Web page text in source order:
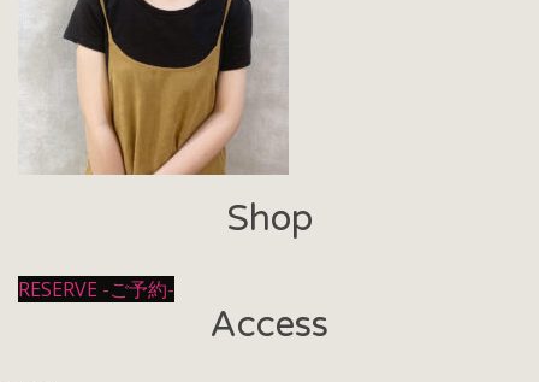
Shop
RESERVE -ご予約-
Access